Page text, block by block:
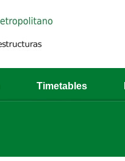
Timetables